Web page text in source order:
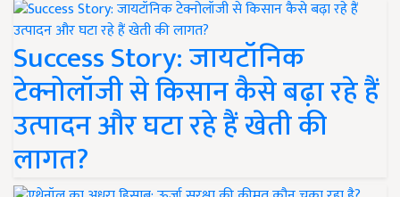
Success Story: जायटॉनिक
टेक्नोलॉजी से किसान कैसे बढ़ा रहे हैं
उत्पादन और घटा रहे हैं खेती की
लागत?